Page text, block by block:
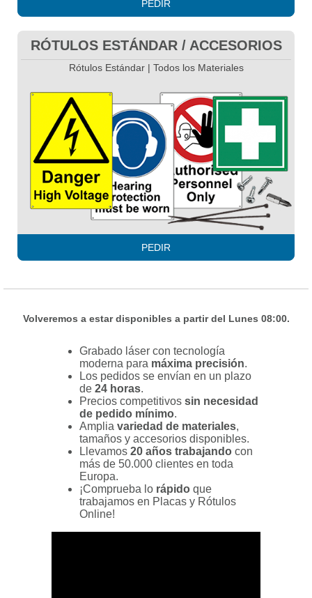
PEDIR
RÓTULOS ESTÁNDAR / ACCESORIOS
Rótulos Estándar | Todos los Materiales
PEDIR
Volveremos a estar disponibles a partir del Lunes 08:00.
Grabado láser con tecnología
moderna para máxima precisión.
Los pedidos se envían en un plazo
de 24 horas.
Precios competitivos sin necesidad
de pedido mínimo.
Amplia variedad de materiales,
tamaños y accesorios disponibles.
Llevamos 20 años trabajando con
más de 50.000 clientes en toda
Europa.
¡Comprueba lo rápido que
trabajamos en Placas y Rótulos
Online!